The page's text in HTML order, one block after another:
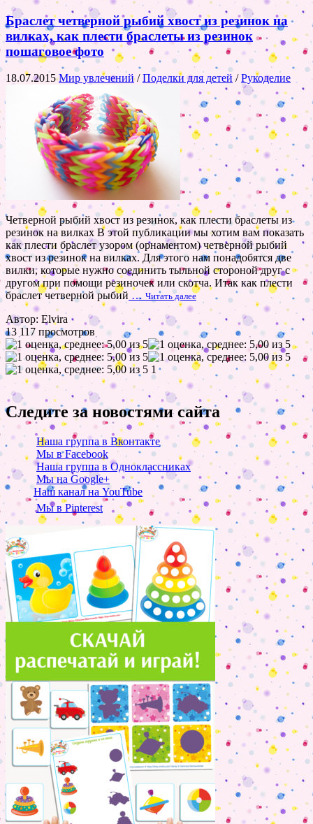
Браслет четверной рыбий хвост из резинок на
вилках, как плести браслеты из резинок
пошаговое фото
18.07.2015Мир увлечений/Поделки для детей /Рукоделие
Четверной рыбий хвост из резинок, как плести браслеты из
резинок на вилках В этой публикации мы хотим вам показать
как плести браслет узором (орнаментом) четверной рыбий
хвост из резинок на вилках. Для этого нам понадобятся две
вилки, которые нужно соединить тыльной стороной друг с
другом при помощи резиночек или скотча. Итак как плести
браслет четверной рыбий … Читать далее
Автор: Elvira
13 117 просмотров
1
Следите за новостями сайта
Наша группа в Вконтакте
Мы в Facebook
Наша группа в Одноклассниках
Мы на Google+
Наш канал на YouTube
Мы в Pinterest